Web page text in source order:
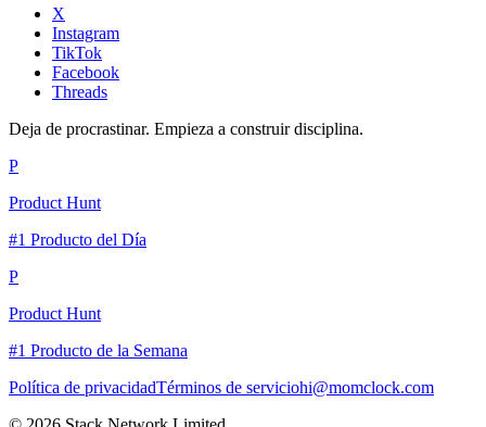
X
Instagram
TikTok
Facebook
Threads
Deja de procrastinar. Empieza a construir disciplina.
P
Product Hunt
#1 Producto del Día
P
Product Hunt
#1 Producto de la Semana
Política de privacidadTérminos de serviciohi@momclock.com